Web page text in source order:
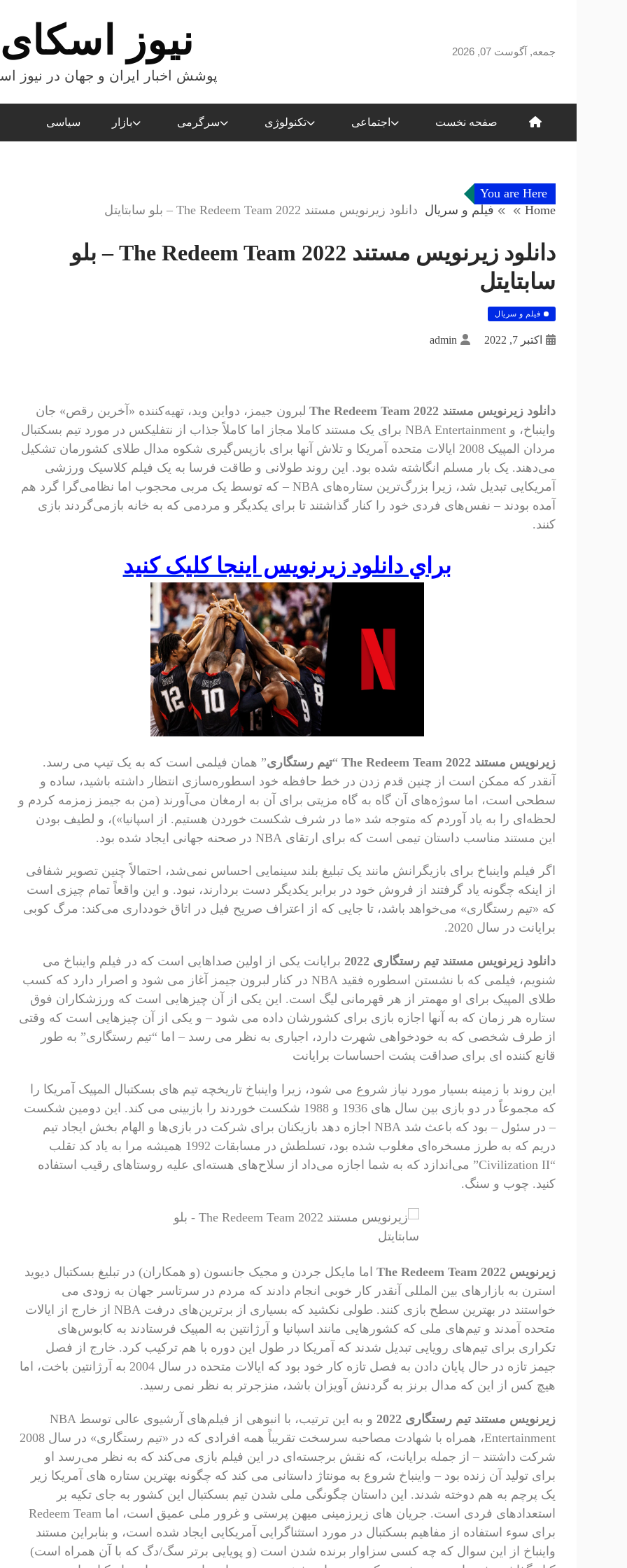
جمعه, آگوست 07, 2026 نیوز اسکای
پوشش اخبار ایران و جهان در نیوز
صفحه نخست اجتماعی تکنولوژی سرگرمی بازار سیاسی
You are Here
Home
فیلم و سریال دانلود زیرنویس مستند The Redeem Team 2022 – بلو سابتايتل
دانلود زیرنویس مستند The Redeem Team 2022 – بلو
سابتايتل
فیلم و سریال
اکتبر 7, 2022 admin
دانلود زیرنویس مستند The Redeem Team 2022
لبرون جیمز، دواین وید، تهیه‌کننده «آخرین رقص» جان
واینباخ، و NBA Entertainment برای یک مستند کاملا مجاز اما کاملاً جذاب از نتفلیکس در مورد تیم بسکتبال
مردان المپیک 2008 ایالات متحده آمریکا و تلاش آنها برای بازپس‌گیری شکوه مدال طلای کشورمان تشکیل
می‌دهند. یک بار مسلم انگاشته شده بود. این روند طولانی و طاقت فرسا به یک فیلم کلاسیک ورزشی
آمریکایی تبدیل شد، زیرا بزرگ‌ترین ستاره‌های NBA – که توسط یک مربی محجوب اما نظامی‌گرا گرد هم
آمده بودند – نفس‌های فردی خود را کنار گذاشتند تا برای یکدیگر و مردمی که به خانه بازمی‌گردند بازی
کنند.
براي دانلود زيرنويس اينجا کليک کنيد
زیرنویس مستند The Redeem Team 2022 “تیم رستگاری” همان فیلمی است که به یک تیپ می رسد.
آنقدر که ممکن است از چنین قدم زدن در خط حافظه خود اسطوره‌سازی انتظار داشته باشید، ساده و
سطحی است، اما سوژه‌های آن گاه به گاه مزیتی برای آن به ارمغان می‌آورند (من به جیمز زمزمه کردم و
لحظه‌ای را به یاد آوردم که متوجه شد «ما در شرف شکست خوردن هستیم. از اسپانیا»)، و لطیف بودن
این مستند مناسب داستان تیمی است که برای ارتقای NBA در صحنه جهانی ایجاد شده بود.
اگر فیلم واینباخ برای بازیگرانش مانند یک تبلیغ بلند سینمایی احساس نمی‌شد، احتمالاً چنین تصویر شفافی
از اینکه چگونه یاد گرفتند از فروش خود در برابر یکدیگر دست بردارند، نبود. و این واقعاً تمام چیزی است
که «تیم رستگاری» می‌خواهد باشد، تا جایی که از اعتراف صریح فیل در اتاق خودداری می‌کند: مرگ کوبی
برایانت در سال 2020.
دانلود زیرنویس مستند تیم رستگاری 2022
برایانت یکی از اولین صداهایی است که در فیلم واینباخ می
شنویم، فیلمی که با نشستن اسطوره فقید NBA در کنار لبرون جیمز آغاز می شود و اصرار دارد که کسب
طلای المپیک برای او مهمتر از هر قهرمانی لیگ است. این یکی از آن چیزهایی است که ورزشکاران فوق
ستاره هر زمان که به آنها اجازه بازی برای کشورشان داده می شود – و یکی از آن چیزهایی است که وقتی
از طرف شخصی که به خودخواهی شهرت دارد، اجباری به نظر می رسد – اما “تیم رستگاری” به طور
قانع کننده ای برای صداقت پشت احساسات برایانت
این روند با زمینه بسیار مورد نیاز شروع می شود، زیرا واینباخ تاریخچه تیم های بسکتبال المپیک آمریکا را
که مجموعاً در دو بازی بین سال های 1936 و 1988 شکست خوردند را بازبینی می کند. این دومین شکست
– در سئول – بود که باعث شد NBA اجازه دهد بازیکنان برای شرکت در بازی‌ها و الهام بخش ایجاد تیم
دریم که به طرز مسخره‌ای مغلوب شده بود، تسلطش در مسابقات 1992 همیشه مرا به یاد کد تقلب
“Civilization II” می‌اندازد که به شما اجازه می‌داد از سلاح‌های هسته‌ای علیه روستاهای رقیب استفاده
کنید. چوب و سنگ.
زیرنویس The Redeem Team 2022
اما مایکل جردن و مجیک جانسون (و همکاران) در تبلیغ بسکتبال دیوید
استرن به بازارهای بین المللی آنقدر کار خوبی انجام دادند که مردم در سرتاسر جهان به زودی می
خواستند در بهترین سطح بازی کنند. طولی نکشید که بسیاری از برترین‌های درفت NBA از خارج از ایالات
متحده آمدند و تیم‌های ملی که کشورهایی مانند اسپانیا و آرژانتین به المپیک فرستادند به کابوس‌های
تکراری برای تیم‌های رویایی تبدیل شدند که آمریکا در طول این دوره با هم ترکیب کرد. خارج از فصل
جیمز تازه در حال پایان دادن به فصل تازه کار خود بود که ایالات متحده در سال 2004 به آرژانتین باخت، اما
هیچ کس از این که مدال برنز به گردنش آویزان باشد، منزجرتر به نظر نمی رسید.
زیرنویس مستند تیم رستگاری 2022
و به این ترتیب، با انبوهی از فیلم‌های آرشیوی عالی توسط NBA
Entertainment، همراه با شهادت مصاحبه سرسخت تقریباً همه افرادی که در «تیم رستگاری» در سال 2008
شرکت داشتند – از جمله برایانت، که نقش برجسته‌ای در این فیلم بازی می‌کند که به نظر می‌رسد او
برای تولید آن زنده بود – واینباخ شروع به مونتاژ داستانی می کند که چگونه بهترین ستاره های آمریکا زیر
یک پرچم به هم دوخته شدند. این داستان چگونگی ملی شدن تیم بسکتبال این کشور به جای تکیه بر
استعدادهای فردی است. جریان های زیرزمینی میهن پرستی و غرور ملی عمیق است، اما Redeem Team
برای سوء استفاده از مفاهیم بسکتبال در مورد استثناگرایی آمریکایی ایجاد شده است، و بنابراین مستند
واینباخ از این سوال که چه کسی سزاوار برنده شدن است (و پویایی برتر سگ/دگ که با آن همراه است)